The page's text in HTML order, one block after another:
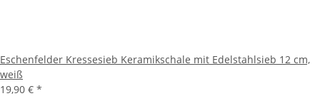
Eschenfelder Kressesieb Keramikschale mit Edelstahlsieb 12 cm,
weiß
19,90 € *